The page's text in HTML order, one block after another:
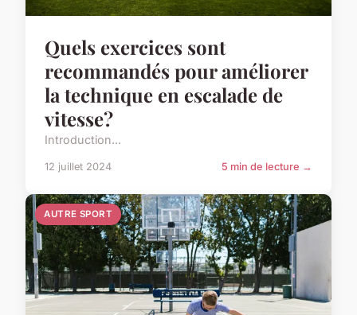
Quels exercices sont
recommandés pour améliorer
la technique en escalade de
vitesse?
Introduction...
12 juillet 2024 5 min de lecture →
AUTRE SPORT